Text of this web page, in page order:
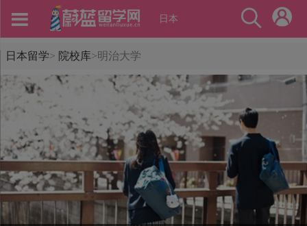
日本
日本留学> 院校库>明治大学